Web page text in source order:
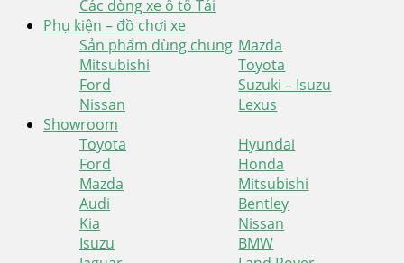
Các dòng xe ô tô Tải
Phụ kiện – đồ chơi xe
Sản phẩm dùng chung Mazda
Mitsubishi
Toyota
Ford
Suzuki – Isuzu
Nissan
Lexus
Showroom
Toyota
Hyundai
Ford
Honda
Mazda
Mitsubishi
Audi
Bentley
Kia
Nissan
Isuzu
BMW